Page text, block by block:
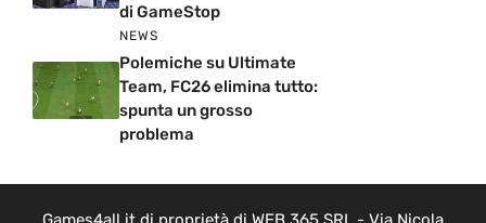
di GameStop
NEWS
Polemiche su Ultimate
Team, FC26 elimina tutto:
spunta un grosso
problema